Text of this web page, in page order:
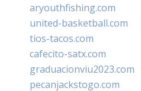
aryouthfishing.com
united-basketball.com
tios-tacos.com
cafecito-satx.com
graduacionviu2023.com
pecanjackstogo.com